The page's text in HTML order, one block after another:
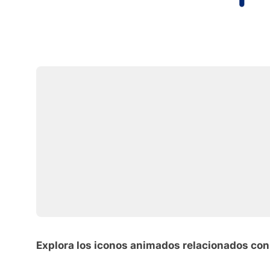
Explora los iconos animados relacionados